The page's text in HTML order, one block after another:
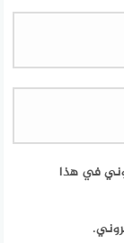
في هذا